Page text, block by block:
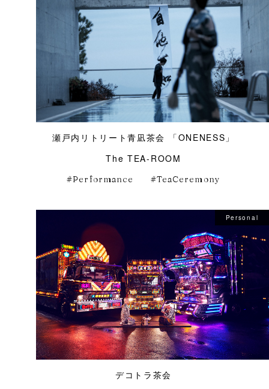
瀬戸内リトリート青凪茶会 「ONENESS」
The TEA-ROOM
Performance TeaCeremony
Personal
デコトラ茶会